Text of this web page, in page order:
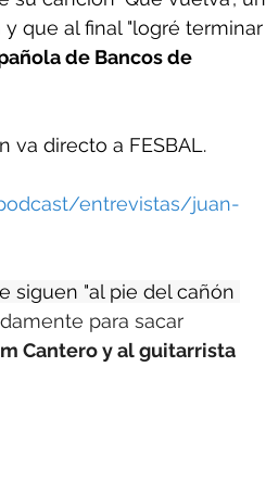
que al final "logré terminar
de Bancos de
va directo a FESBAL.
entrevistas/juan-
siguen "al pie del cañón
para sacar
Cantero y al guitarrista